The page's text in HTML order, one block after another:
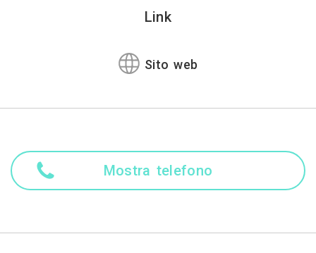
Link
Sito web
Mostra telefono